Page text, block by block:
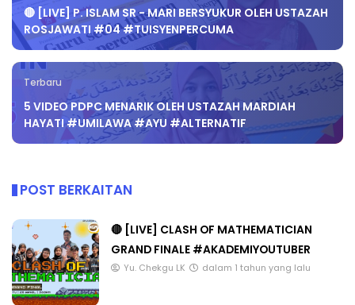
🔴 [LIVE] P. ISLAM SR - MARI BERSYUKUR OLEH USTAZAH
ROSJAWATI #04 #TUISYENPERCUMA
Terbaru
5 VIDEO PDPC MENARIK OLEH USTAZAH MARDIAH
HAYATI #UMILAWA #AYU #ALTERNATIF
POST BERKAITAN
🔴 [LIVE] CLASH OF MATHEMATICIAN
GRAND FINALE #AKADEMIYOUTUBER
Yu. Chekgu LK dalam 1 tahun yang lalu